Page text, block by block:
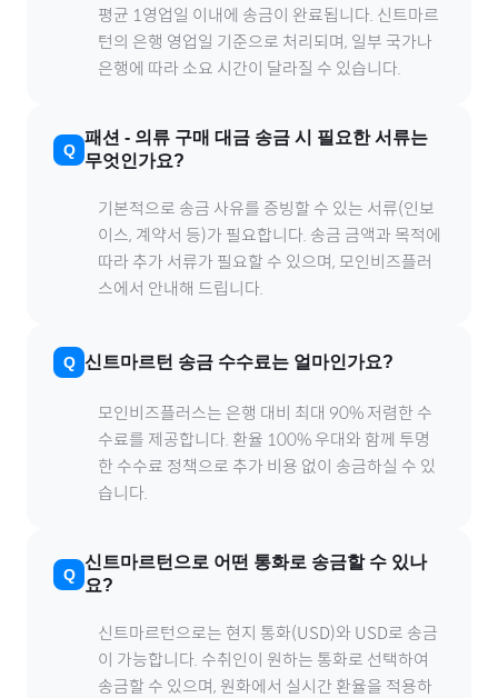
평균 1영업일 이내에 송금이 완료됩니다. 신트마르
턴의 은행 영업일 기준으로 처리되며, 일부 국가나
은행에 따라 소요 시간이 달라질 수 있습니다.
패션 - 의류 구매 대금 송금 시 필요한 서류는
무엇인가요?
기본적으로 송금 사유를 증빙할 수 있는 서류(인보
이스, 계약서 등)가 필요합니다. 송금 금액과 목적에
따라 추가 서류가 필요할 수 있으며, 모인비즈플러
스에서 안내해 드립니다.
신트마르턴 송금 수수료는 얼마인가요?
모인비즈플러스는 은행 대비 최대 90% 저렴한 수
수료를 제공합니다. 환율 100% 우대와 함께 투명
한 수수료 정책으로 추가 비용 없이 송금하실 수 있
습니다.
신트마르턴 으로 어떤 통화로 송금할 수 있나
요?
신트마르턴으로는 현지 통화(USD)와 USD로 송금
이 가능합니다. 수취인이 원하는 통화로 선택하여
송금할 수 있으며, 원화에서 실시간 환율을 적용하